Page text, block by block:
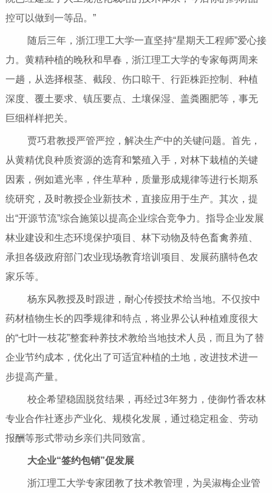
控可以做到一等品。”
随后三年，浙江理工大学一直坚持“星期天工程师”爱心接
力。黄精种植的晚秋和早春，浙江理工大学的专家每两周来
一趟，从选择根茎、截段、伤口晾干、行距株距控制、种植
深度、覆土要求、镇压要点、土壤保湿、盖粪圈肥等，事无
巨细样样把关。
贾巧君教授严管严控，解决生产中的关键问题。首先，
从黄精优良种质资源的选育和繁殖入手，对林下栽植的关键
因素，例如遮光率，伴生草种，质量形成规律等进行长期系
统研究，及时教授企业新技术，直接应用于生产。其次，提
出“开源节流”综合施策以提高企业综合竞争力。指导企业发展
林业建设和生态环境保护项目、林下动物及特色畜禽养殖、
承担各级政府部门农业现场教育培训项目、发展药膳特色农
家乐等。
杨东风教授及时跟进，耐心传授技术给当地。不仅按中
药材植物生长的四季规律和特点，将业界公认种植难度很大
的“七叶一枝花”整套种养技术教给当地技术人员，而且为了替
企业节约成本，优化出了可适宜种植的土地，改进技术进一
步提高产量。
校企希望稳固脱贫结果，再经过3年努力，使御竹香农林
专业合作社逐步产业化、规模化发展，通过稳定租金、劳动
报酬等形式带动乡亲们共同致富。
大企业“签约包销”促发展
浙江理工大学专家团教了技术教管理，为吴淑梅企业管